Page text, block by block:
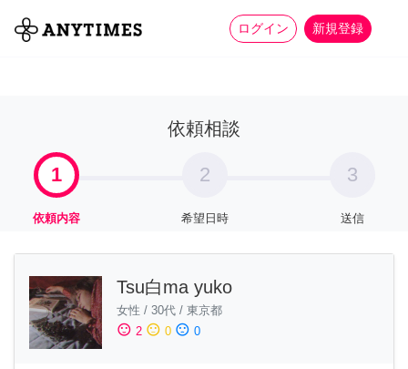
ログイン 新規登録
全て 家事 more_horiz
依頼相談
1
依頼内容
2
希望日時
3
送信
Tsu白ma yuko
女性 / 30代 / 東京都
sentiment_satisfied 2 sentiment_neutral 0 sentiment_dissatisfied 0